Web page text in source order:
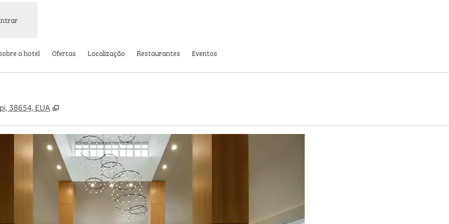
o hotel Ofertas Localização Restaurantes Eventos
38654, EUA ,